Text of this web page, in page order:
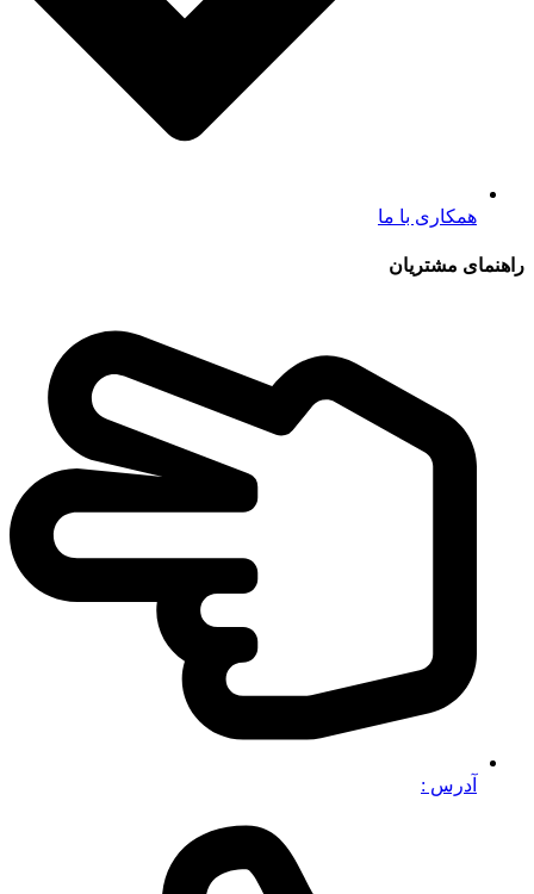
همکاری با ما
راهنمای مشتریان
آدرس :